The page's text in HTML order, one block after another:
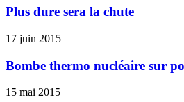
Plus dure sera la chute
17 juin 2015
Bombe thermo nucléaire sur
15 mai 2015